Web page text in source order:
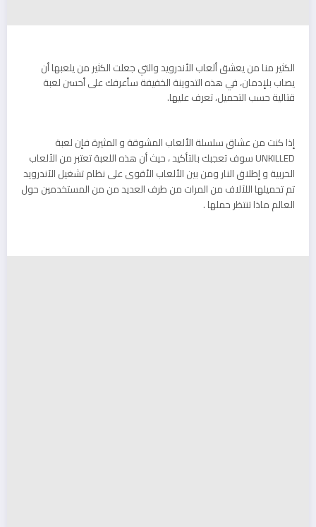
الكثير منا من يعشق ألعاب الأندرويد والتي جعلت الكثير من يلعبها أن
يصاب بلإدمان، في هذه التدوينة الخفيفة سأعرفك على أحسن لعبة
قتالية حسب التحميل، تعرف عليها.
إذا كنت من عشاق سلسلة الألعاب المشوقة و المثيرة فإن لعبة
UNKILLED سوف تعجبك بالتأكيد ، حيث أن هذه اللعبة تعتبر من الألعاب
الحربية و إطلاق النار ومن بين الألعاب الأقوى على نظام تشغيل الآندرويد
تم تحميلها اللآلاف من المرات من طرف العديد من من المستخدمين حول
العالم ماذا تنتظر حملها .